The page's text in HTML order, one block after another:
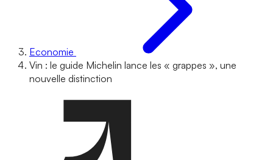
Economie
Vin : le guide Michelin lance les « grappes », une
nouvelle distinction